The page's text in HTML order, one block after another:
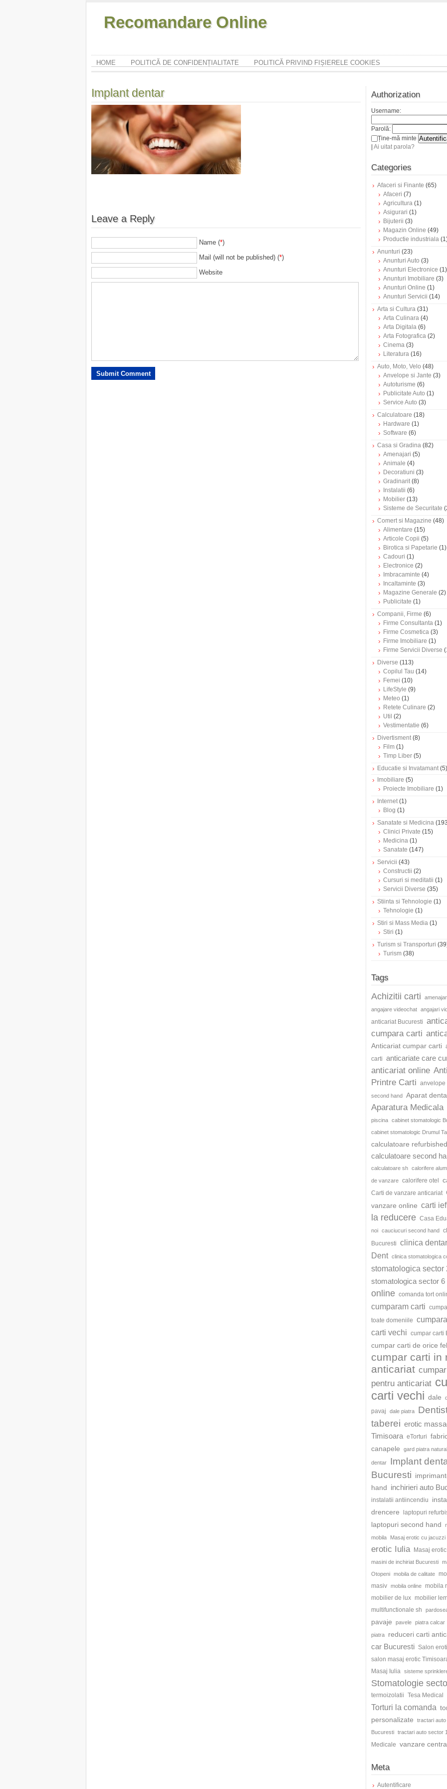
Recomandare Online
HOME POLITICĂ DE CONFIDENȚIALITATE POLITICĂ PRIVIND FIȘIERELE COOKIES
Implant dentar
Leave a Reply
Name (*)
Mail (will not be published) (*)
Website
Authorization
Username:
Parolă:
Ține-mă minte
Ai uitat parola?
Categories
Afaceri si Finante (65)
Afaceri (7)
Agricultura (1)
Asigurari (1)
Bijuterii (3)
Magazin Online (49)
Productie industriala
Anunturi (23)
Anunturi Auto (3)
Anunturi Electronice (1)
Anunturi Imobiliare (3)
Anunturi Online (1)
Anunturi Servicii (14)
Arta si Cultura (31)
Arta Culinara (4)
Arta Digitala (6)
Arta Fotografica (2)
Cinema (3)
Literatura (16)
Auto, Moto, Velo (48)
Anvelope si Jante (3)
Autoturisme (6)
Publicitate Auto (1)
Service Auto (3)
Calculatoare (18)
Hardware (1)
Software (6)
Casa si Gradina (82)
Amenajari (5)
Animale (4)
Decoratiuni (3)
Gradinarit(8)
Instalatii (6)
Mobilier (13)
Sisteme de Securitate
Comert si Magazine (48)
Alimentare (15)
Articole Copii (5)
Birotica si Papetarie (1)
Cadouri (1)
Electronice (2)
Imbracaminte (4)
Incaltaminte (3)
Magazine Generale (2)
Publicitate (1)
Companii, Firme (6)
Firme Consultanta (1)
Firme Cosmetica (3)
Firme Imobiliare (1)
Firme Servicii Diverse
Diverse (113)
Copilul Tau (14)
Femei (10)
LifeStyle (9)
Meteo (1)
Retete Culinare (2)
Util (2)
Vestimentatie (6)
Divertisment(8)
Film (1)
Timp Liber (5)
Educatie si Invatamant(5)
Imobiliare (5)
Proiecte Imobiliare (1)
Internet(1)
Blog (1)
Sanatate si Medicina
Clinici Private (15)
Medicina (1)
Sanatate (147)
Servicii (43)
Constructii (2)
Cursuri si meditatii (1)
Servicii Diverse (35)
Stiinta si Tehnologie (1)
Tehnologie (1)
Stiri si Mass Media (1)
Stiri (1)
Turism si Transporturi
Turism (38)
Tags
Achizitii carti
angajare videochat angajari
anticariat Bucuresti
cumpara carti
Anticariat cumpar carti
carti anticariate care
anticariat online
Printre Carti anvelope
second hand Aparat
Aparatura Medicala
piscina cabinet stomatologic
cabinet stomatologic Drumul
calculatoare refurbished
calculatoare second
calculatoare sh calorifere
de vanzare calorifere otel
Carti de vanzare anticariat
vanzare online carti
la reducere Casa
noi cauciucuri second hand
Bucuresti clinica
Dent clinica stomatologica
stomatologica sector
stomatologica sector 6
online comanda tort
cumparam carti
toate domeniile
carti vechi cumpar carti
cumpar carti de orice fel
cumpar carti in
anticariat
pentru anticariat
carti vechi dale
pavaj dale piatra
taberei erotic
Timisoara eTorturi
canapele
gard piatra
dentar
Implant
Bucuresti
hand inchirieri auto
instalatii antiincendiu
drencere
laptopuri
laptopuri second hand
mobila Masaj erotic cu jacuzzi
erotic Iulia Masaj
masini de inchiriat Bucuresti
Otopeni mobila de calitate
masiv mobila online
mobila
mobilier de lux mobilier
multifunctionale sh
pavaje pavele piatra calcar
piatra reduceri carti
car Bucuresti Salon
salon masaj erotic
Masaj Iulia sisteme
Stomatologie
termoizolatii Tesa Medical
Torturi la comanda
personalizate
tractari auto
Bucuresti tractari auto sector
Medicale vanzare
Meta
Autentificare